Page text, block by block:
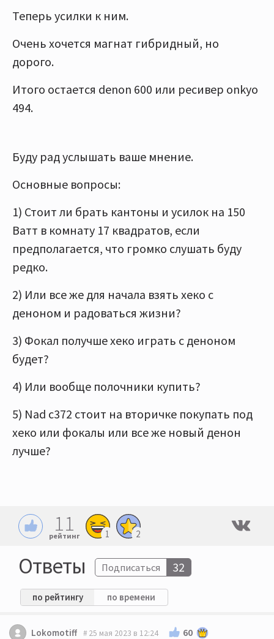
Теперь усилки к ним.
Очень хочется магнат гибридный, но
дорого.
Итого остается denon 600 или ресивер onkyo
494.
Буду рад услышать ваше мнение.
Основные вопросы:
1) Стоит ли брать кантоны и усилок на 150
Ватт в комнату 17 квадратов, если
предполагается, что громко слушать буду
редко.
2) Или все же для начала взять хеко с
деноном и радоваться жизни?
3) Фокал получше хеко играть с деноном
будет?
4) Или вообще полочники купить?
5) Nad c372 стоит на вторичке покупать под
хеко или фокалы или все же новый денон
лучше?
11
рейтинг 1 2
Ответы Подписаться 32
по рейтингу по времени
Lokomotiff 25 мая 2023 в 12:24 60